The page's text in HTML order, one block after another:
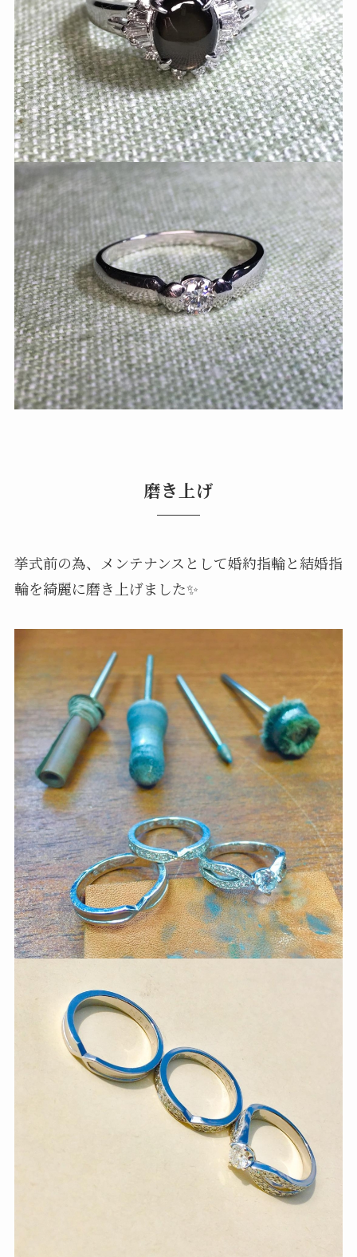
磨き上げ
挙式前の為、メンテナンスとして婚約指輪と結婚指
輪を綺麗に磨き上げました✨